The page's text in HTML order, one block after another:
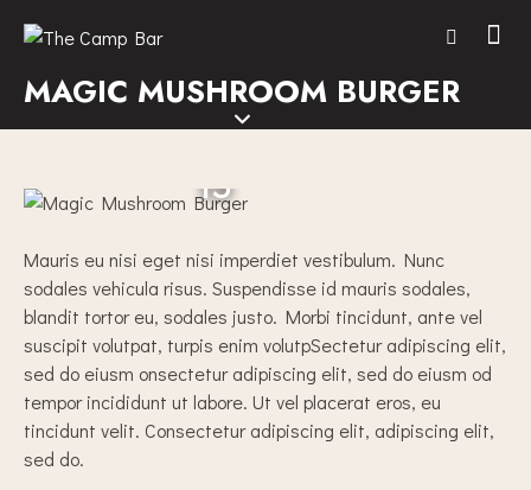
MAGIC MUSHROOM BURGER
15
Mauris eu nisi eget nisi imperdiet vestibulum. Nunc
sodales vehicula risus. Suspendisse id mauris sodales,
blandit tortor eu, sodales justo. Morbi tincidunt, ante vel
suscipit volutpat, turpis enim volutpSectetur adipiscing elit,
sed do eiusm onsectetur adipiscing elit, sed do eiusm od
tempor incididunt ut labore. Ut vel placerat eros, eu
tincidunt velit. Consectetur adipiscing elit, adipiscing elit,
sed do.